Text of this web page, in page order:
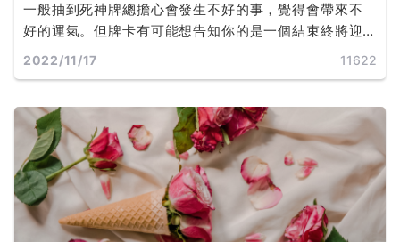
一般抽到死神牌總擔心會發生不好的事，覺得會帶來不
好的運氣。但牌卡有可能想告知你的是一個結束終將迎
來嶄新的開端。
2022/11/17 11622